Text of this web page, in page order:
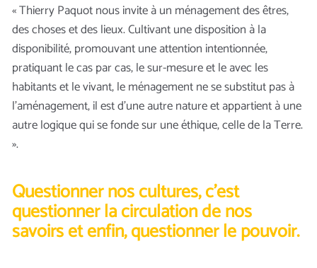
« Thierry Paquot nous invite à un ménagement des êtres,
des choses et des lieux. Cultivant une disposition à la
disponibilité, promouvant une attention intentionnée,
pratiquant le cas par cas, le sur-mesure et le avec les
habitants et le vivant, le ménagement ne se substitut pas à
l’aménagement, il est d’une autre nature et appartient à une
autre logique qui se fonde sur une éthique, celle de la Terre.
».
Questionner nos cultures, c’est
questionner la circulation de nos
savoirs et enfin, questionner le pouvoir.